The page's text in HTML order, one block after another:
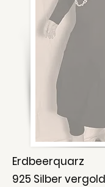
Erdbeerquarz
925 Silber